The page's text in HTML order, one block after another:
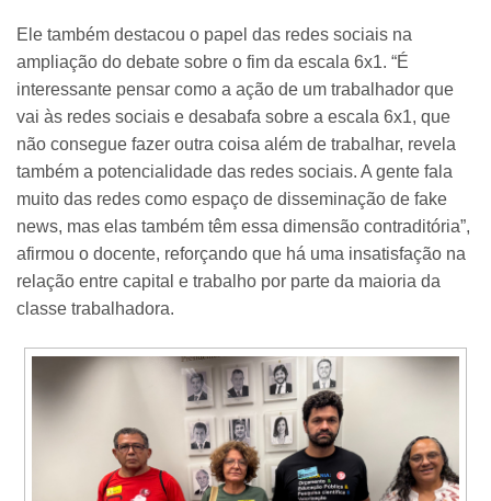
Ele também destacou o papel das redes sociais na
ampliação do debate sobre o fim da escala 6x1. “É
interessante pensar como a ação de um trabalhador que
vai às redes sociais e desabafa sobre a escala 6x1, que
não consegue fazer outra coisa além de trabalhar, revela
também a potencialidade das redes sociais. A gente fala
muito das redes como espaço de disseminação de fake
news, mas elas também têm essa dimensão contraditória”,
afirmou o docente, reforçando que há uma insatisfação na
relação entre capital e trabalho por parte da maioria da
classe trabalhadora.